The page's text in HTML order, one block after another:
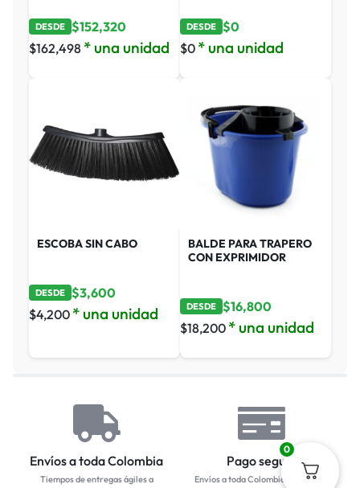
DESDE $152,320
$162,498 * una unidad
DESDE $0
$0 * una unidad
ESCOBA SIN CABO
DESDE $3,600
$4,200 * una unidad
BALDE PARA TRAPERO
CON EXPRIMIDOR
DESDE $16,800
$18,200 * una unidad
Envíos a toda Colombia
Tiempos de entregas ágiles a
Pago seguro
Envíos a toda Colombia... Empresa
0